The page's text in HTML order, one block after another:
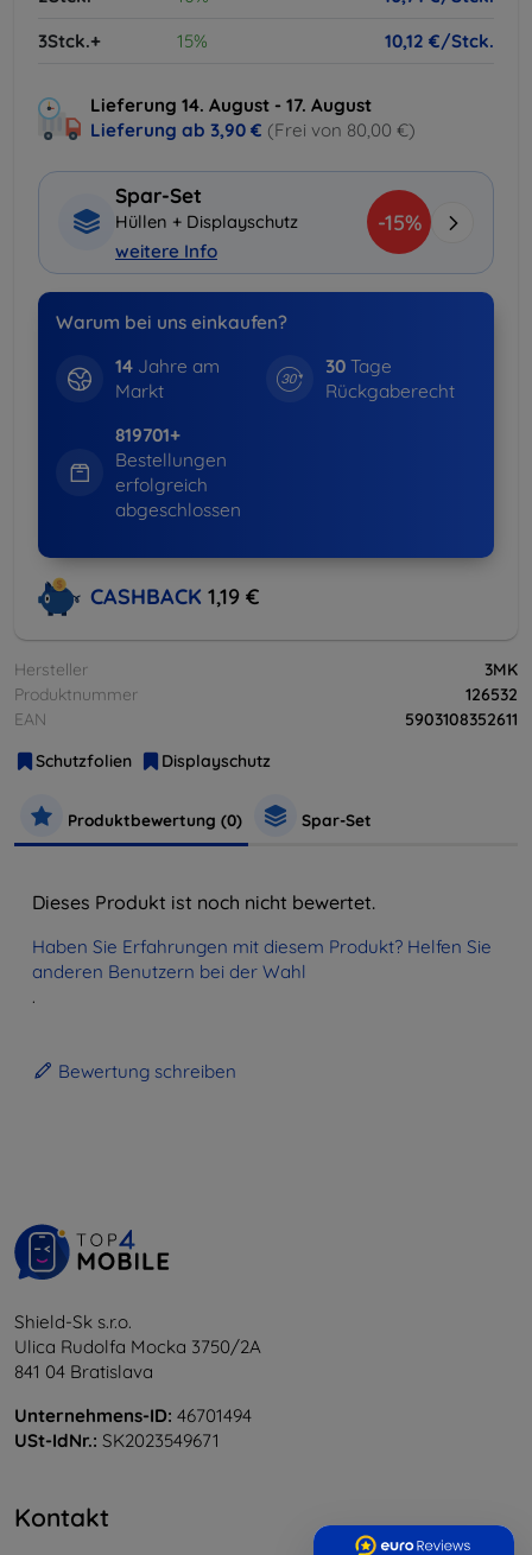
3Stck.+
15% 10,12 €/Stck.
Lieferung 14. August - 17. August
Lieferung ab 3,90 € (Frei von 80,00 €)
Spar-Set
Hüllen + Displayschutz
weitere Info
-15%
Warum bei uns einkaufen?
14Jahre am
Markt
30 Tage
Rückgaberecht
819701+
Bestellungen
erfolgreich
abgeschlossen
CASHBACK 1,19 €
Hersteller
3MK
Produktnummer
126532
EAN
5903108352611
Schutzfolien
Displayschutz
Produktbewertung (0) Spar-Set
Dieses Produkt ist noch nicht bewertet.
Haben Sie Erfahrungen mit diesem Produkt? Helfen Sie
anderen Benutzern bei der Wahl
.
Bewertung schreiben
Shield-Sk s.r.o.
Ulica Rudolfa Mocka 3750/2A
841 04 Bratislava
Unternehmens-ID: 46701494
USt-IdNr.: SK2023549671
Kontakt